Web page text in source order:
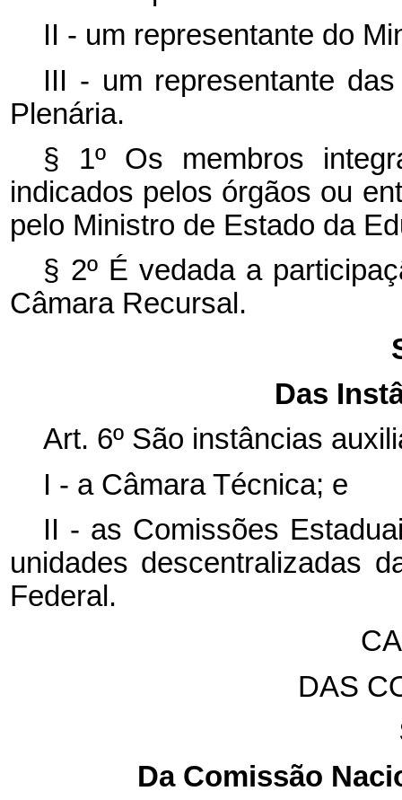
II - um representante do
III - um representante
Plenária.
§ 1º Os membros
indicados pelos órgãos ou
pelo Ministro de Estado da
§ 2º É vedada a
Câmara Recursal.
Das
Art. 6º São instâncias
I - a Câmara Técnica; e
II - as Comissões
unidades descentralizadas
Federal.
DAS
Da Comissão